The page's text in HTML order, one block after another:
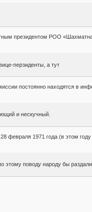
президентом РОО
перзиденты, а тут
постоянно находятся в
и нескучный.
февраля 1971 года (в этом
этому поводу народу бы